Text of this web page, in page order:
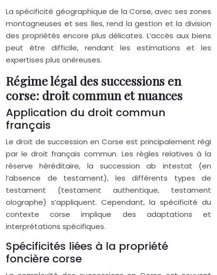
La spécificité géographique de la Corse, avec ses zones
montagneuses et ses îles, rend la gestion et la division
des propriétés encore plus délicates. L’accès aux biens
peut être difficile, rendant les estimations et les
expertises plus onéreuses.
Régime légal des successions en
corse: droit commun et nuances
Application du droit commun
français
Le droit de succession en Corse est principalement régi
par le droit français commun. Les règles relatives à la
réserve héréditaire, la succession ab intestat (en
l’absence de testament), les différents types de
testament (testament authentique, testament
olographe) s’appliquent. Cependant, la spécificité du
contexte corse implique des adaptations et
interprétations spécifiques.
Spécificités liées à la propriété
foncière corse